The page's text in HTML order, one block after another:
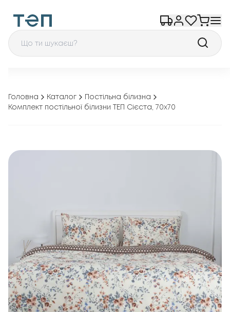
Головна Каталог
Постільна білизна
Комплект постільної білизни ТЕП Сієста, 70x70